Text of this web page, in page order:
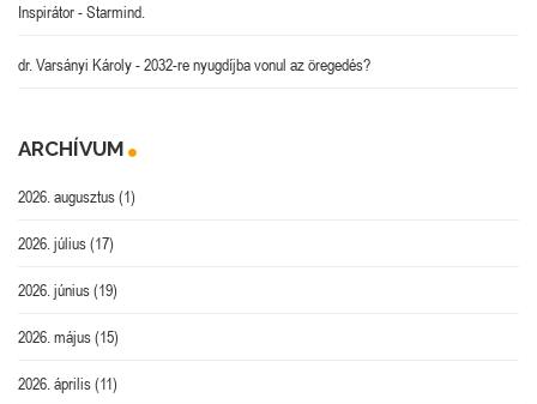
Inspirátor-Starmind.
dr. Varsányi Károly-2032-re nyugdíjba vonul az öregedés?
ARCHÍVUM
2026. augusztus(1)
2026. július(17)
2026. június(19)
2026. május(15)
2026. április(11)